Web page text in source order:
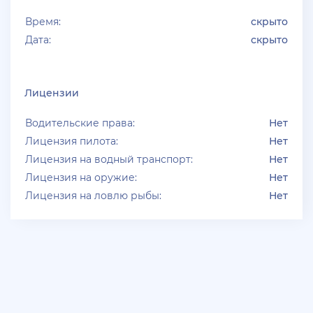
+ 10 руб
jagermeister
5р за 1 акк). Оптом дешевле TG: kJlakson
Время:
скрыто
Дата:
скрыто
Лицензии
Водительские права:
Нет
Лицензия пилота:
Нет
Лицензия на водный транспорт:
Нет
Лицензия на оружие:
Нет
Лицензия на ловлю рыбы:
Нет